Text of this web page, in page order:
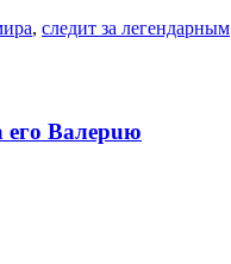
, следит за легендарным
его Вaлepuю